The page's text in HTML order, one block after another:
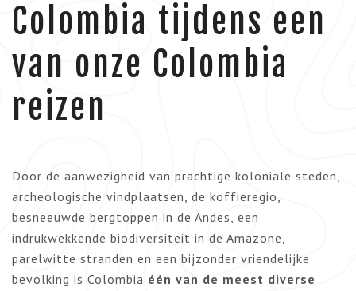
Colombia tijdens een
van onze Colombia
reizen
Door de aanwezigheid van prachtige koloniale steden,
archeologische vindplaatsen, de koffieregio,
besneeuwde bergtoppen in de Andes, een
indrukwekkende biodiversiteit in de Amazone,
parelwitte stranden en een bijzonder vriendelijke
bevolking is Colombia één van de meest diverse